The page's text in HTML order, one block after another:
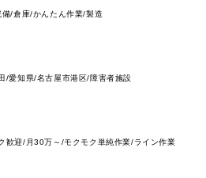
/倉庫/かんたん作業/製造
/愛知県/名古屋市港区/障害者施設
歓迎/月30万～/モクモク単純作業/ライン作業